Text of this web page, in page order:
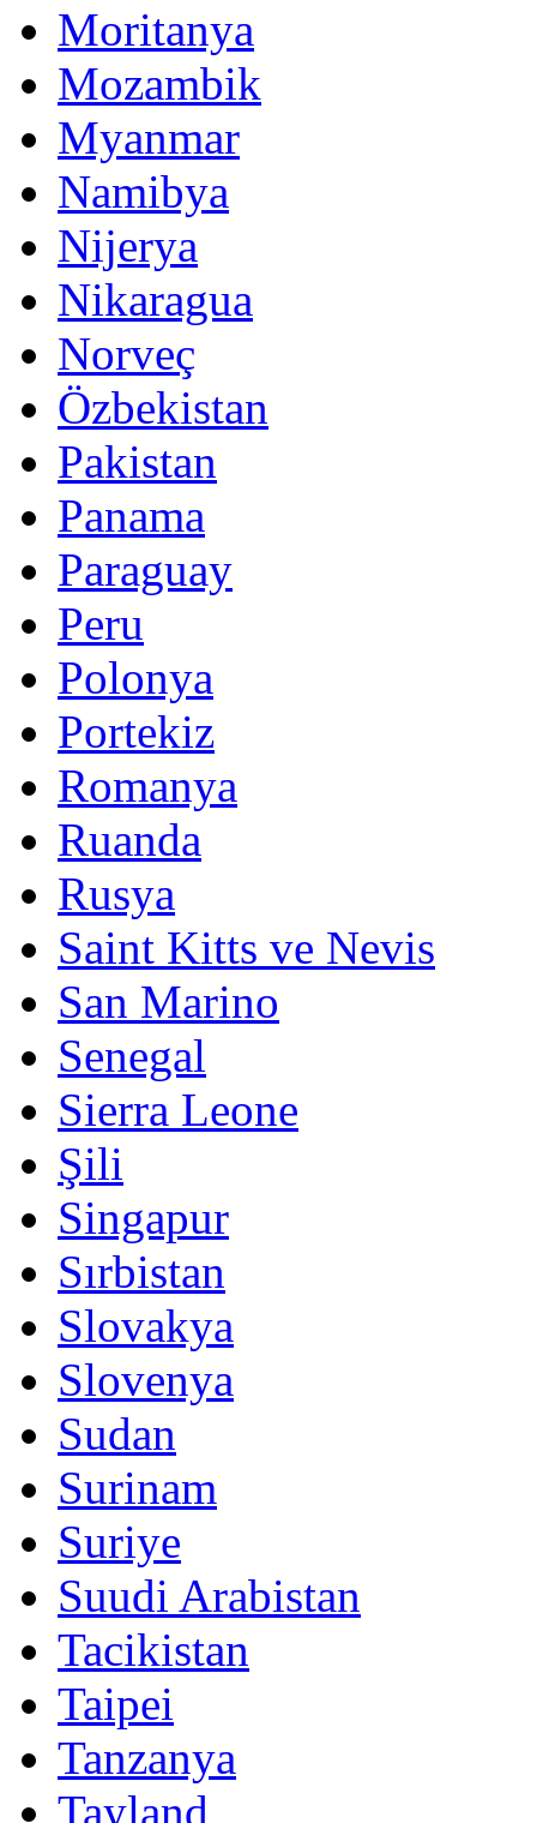
Moritanya
Mozambik
Myanmar
Namibya
Nijerya
Nikaragua
Norveç
Özbekistan
Pakistan
Panama
Paraguay
Peru
Polonya
Portekiz
Romanya
Ruanda
Rusya
Saint Kitts ve Nevis
San Marino
Senegal
Sierra Leone
Şili
Singapur
Sırbistan
Slovakya
Slovenya
Sudan
Surinam
Suriye
Suudi Arabistan
Tacikistan
Taipei
Tanzanya
Tayland